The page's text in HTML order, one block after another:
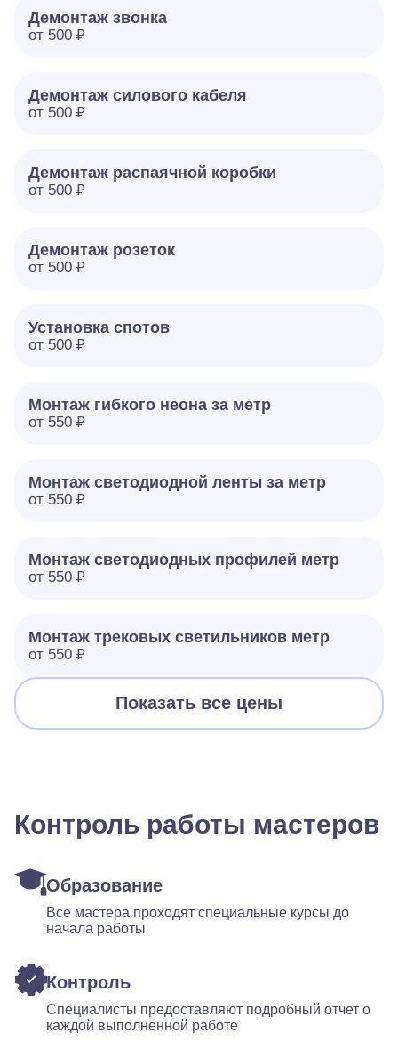
Демонтаж звонка
от 500 ₽
Демонтаж силового кабеля
от 500 ₽
Демонтаж распаячной коробки
от 500 ₽
Демонтаж розеток
от 500 ₽
Установка спотов
от 500 ₽
Монтаж гибкого неона за метр
от 550 ₽
Монтаж светодиодной ленты за метр
от 550 ₽
Монтаж светодиодных профилей метр
от 550 ₽
Монтаж трековых светильников метр
от 550 ₽
Показать все цены
Контроль работы мастеров
Образование
Все мастера проходят специальные курсы до
начала работы
Контроль
Специалисты предоставляют подробный отчет о
каждой выполненной работе